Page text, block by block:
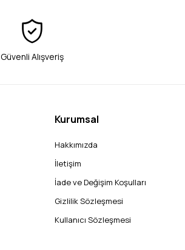
Güvenli Alışveriş
Kurumsal
Hakkımızda
İletişim
İade ve Değişim Koşulları
Gizlilik Sözleşmesi
Kullanıcı Sözleşmesi